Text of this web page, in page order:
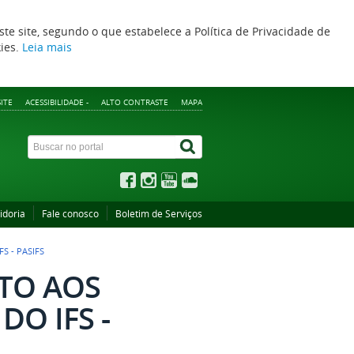
site, segundo o que estabelece a Política de Privacidade de
Leia mais
ACESSIBILIDADE - ALTO CONTRASTE MAPA
Fale conosco Boletim de Serviços
- PASIFS
AOS
IFS -